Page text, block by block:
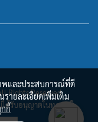
Rights Reserved.
ได้รับอนุญาตในทุกกรณี
พและประสบการณ์ที่ดี
รายละเอียดเพิ่มเติม
กี้